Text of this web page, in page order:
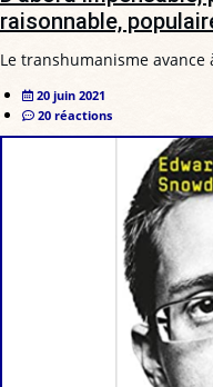
raisonnable,
Le transhumanisme
20 juin 2021
20 réactions